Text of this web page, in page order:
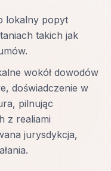
lokalny popyt
takich jak
wokół dowodów
doświadczenie w
pilnując
z realiami
jurysdykcja,